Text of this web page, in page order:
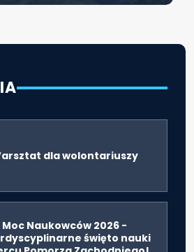
dla wolontariuszy
Moc Naukowców 2026 -
święto nauki